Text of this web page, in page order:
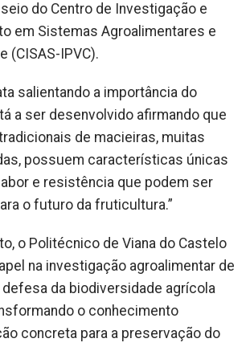
do Centro de Investigação e
em Sistemas Agroalimentares e
(CISAS-IPVC).
salientando a importância do
a ser desenvolvido afirmando que
de macieiras, muitas
possuem características únicas
e resistência que podem ser
o futuro da fruticultura.”
o Politécnico de Viana do Castelo
na investigação agroalimentar de
da biodiversidade agrícola
o conhecimento
concreta para a preservação do